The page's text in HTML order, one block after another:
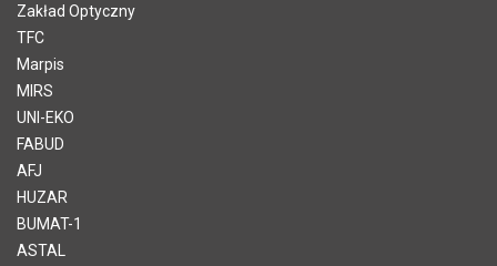
Zakład Optyczny
TFC
Marpis
MIRS
UNI-EKO
FABUD
AFJ
HUZAR
BUMAT-1
ASTAL